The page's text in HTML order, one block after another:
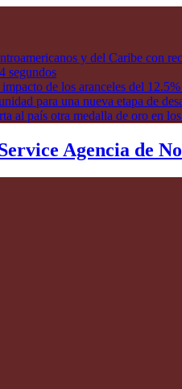
y del Caribe con
segundos
de los aranceles del
para una nueva etapa de
al país otra medalla de oro en
Agencia de